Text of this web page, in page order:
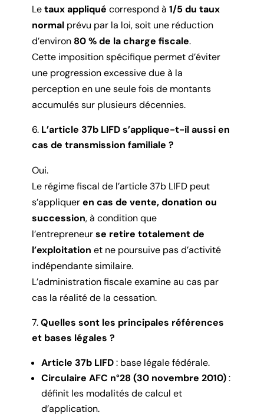
Letaux appliqué correspond à 1/5 du taux
normalprévu par la loi, soit une réduction
d’environ 80 % de la charge fiscale.
Cette imposition spécifique permet d’éviter
une progression excessive due à la
perception en une seule fois de montants
accumulés sur plusieurs décennies.
L’article 37b LIFD s’applique-t-il aussi en
cas de transmission familiale ?
Oui.
Le régime fiscal de l’article 37b LIFD peut
s’appliqueren cas de vente, donation ou
succession, à condition que
l’entrepreneurse retire totalement de
l’exploitation et ne poursuive pas d’activité
indépendante similaire.
L’administration fiscale examine au cas par
cas la réalité de la cessation.
Quelles sont les principales références
et bases légales ?
Article 37b LIFD: base légale fédérale.
Circulaire AFC n°28 (30 novembre 2010):
définit les modalités de calcul et
d’application.